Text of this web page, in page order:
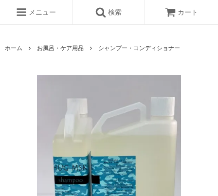
メニュー 検索 カート
ホーム お風呂・ケア用品 シャンプー・コンディショナー